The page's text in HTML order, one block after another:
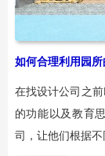
如何合理利用园
在找设计公司之
的功能以及教育
司，让他们根据不